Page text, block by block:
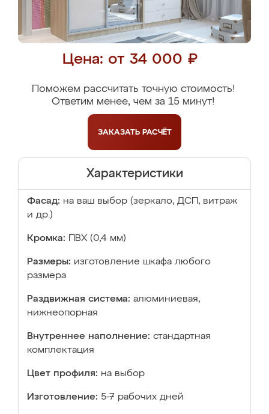
Цена: от 34 000 ₽
Поможем рассчитать точную стоимость!
Ответим менее, чем за 15 минут!
ЗАКАЗАТЬ РАСЧЁТ
Характеристики
Фасад: на ваш выбор (зеркало, ДСП, витраж
и др.)
Кромка: ПВХ (0,4 мм)
Размеры: изготовление шкафа любого
размера
Раздвижная система: алюминиевая,
нижнеопорная
Внутреннее наполнение: стандартная
комплектация
Цвет профиля: на выбор
Изготовление: 5-7 рабочих дней